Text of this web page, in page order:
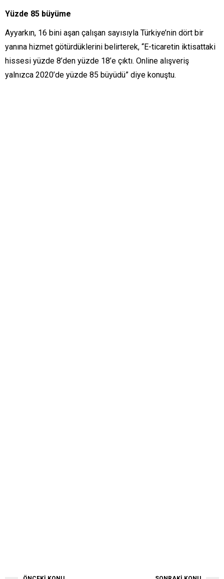
Yüzde 85 büyüme
Ayyarkın, 16 bini aşan çalışan sayısıyla Türkiye’nin dört bir
yanına hizmet götürdüklerini belirterek, “E-ticaretin iktisattaki
hissesi yüzde 8’den yüzde 18’e çıktı. Online alışveriş
yalnızca 2020’de yüzde 85 büyüdü” diye konuştu.